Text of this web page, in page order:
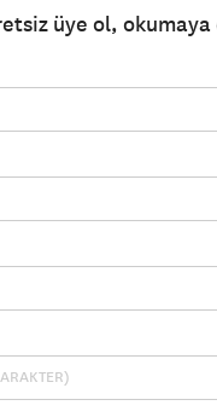
üye ol,